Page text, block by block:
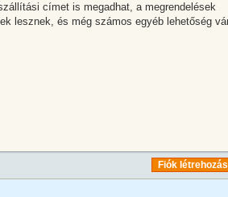
címet is megadhat, a megrendelések
lesznek, és még számos egyéb lehetőség
Fiók